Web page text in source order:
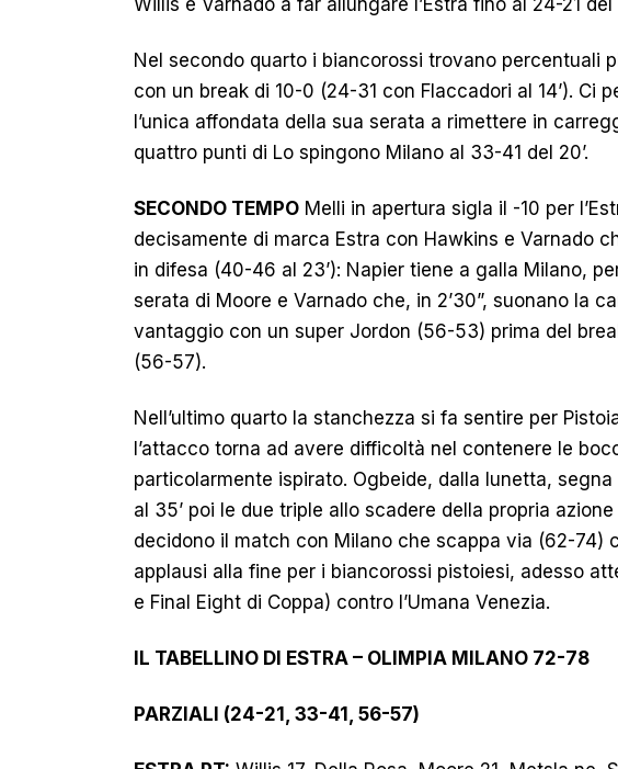
Willis e Varnado a far allungare l’Estra fino al 24-21 del
Nel secondo quarto i biancorossi trovano percentuali
con un break di 10-0 (24-31 con Flaccadori al 14’). Ci
l’unica affondata della sua serata a rimettere in
quattro punti di Lo spingono Milano al 33-41 del 20’.
SECONDO TEMPO Melli in apertura sigla il -10 per
decisamente di marca Estra con Hawkins e Varnado
in difesa (40-46 al 23’): Napier tiene a galla Milano,
serata di Moore e Varnado che, in 2’30”, suonano la
vantaggio con un super Jordon (56-53) prima del
(56-57).
Nell’ultimo quarto la stanchezza si fa sentire per
l’attacco torna ad avere difficoltà nel contenere le
particolarmente ispirato. Ogbeide, dalla lunetta,
al 35’ poi le due triple allo scadere della propria
decidono il match con Milano che scappa via (62-74)
applausi alla fine per i biancorossi pistoiesi, adesso
e Final Eight di Coppa) contro l’Umana Venezia.
IL TABELLINO DI ESTRA – OLIMPIA MILANO 72-78
PARZIALI (24-21, 33-41, 56-57)